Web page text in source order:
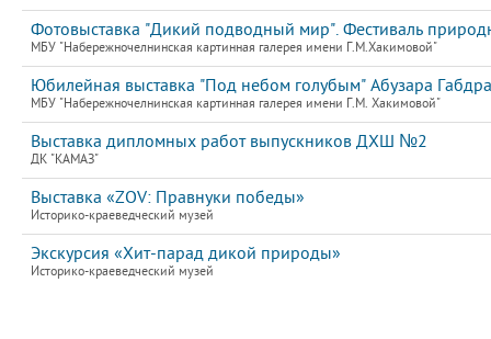
Фотовыставка "Дикий подводный мир". Фестиваль
МБУ "Набережночелнинская картинная галерея имени Г.М.Хакимовой"
Юбилейная выставка "Под небом голубым" Абузара
МБУ "Набережночелнинская картинная галерея имени Г.М. Хакимовой"
Выставка дипломных работ выпускников ДХШ №2
ДК "КАМАЗ"
Выставка «ZOV: Правнуки победы»
Историко-краеведческий музей
Экскурсия «Хит-парад дикой природы»
Историко-краеведческий музей